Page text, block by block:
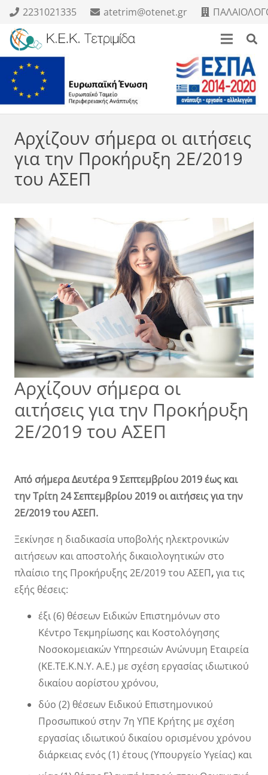
2231021335 atetrim@otenet.gr
Αρχίζουν σήμερα οι αιτήσεις
για την Προκήρυξη 2Ε/2019
του ΑΣΕΠ
Αρχίζουν σήμερα οι
αιτήσεις για την Προκήρυξη
2Ε/2019 του ΑΣΕΠ
Από σήμερα Δευτέρα 9 Σεπτεμβρίου 2019 έως και
την Τρίτη 24 Σεπτεμβρίου 2019 οι αιτήσεις για την
2Ε/2019 του ΑΣΕΠ.
Ξεκίνησε η διαδικασία υποβολής ηλεκτρονικών
αιτήσεων και αποστολής δικαιολογητικών στο
πλαίσιο της Προκήρυξης 2Ε/2019 του ΑΣΕΠ,για τις
εξής θέσεις:
έξι (6) θέσεων Ειδικών Επιστημόνων στο
Κέντρο Τεκμηρίωσης και Κοστολόγησης
Νοσοκομειακών Υπηρεσιών Ανώνυμη Εταιρεία
(ΚΕ.ΤΕ.Κ.Ν.Υ. A.E.) με σχέση εργασίας ιδιωτικού
δικαίου αορίστου χρόνου,
δύο (2) θέσεων Ειδικού Επιστημονικού
Προσωπικού στην 7η ΥΠΕ Κρήτης με σχέση
εργασίας ιδιωτικού δικαίου ορισμένου χρόνου
διάρκειας ενός (1) έτους (Υπουργείο Υγείας) και